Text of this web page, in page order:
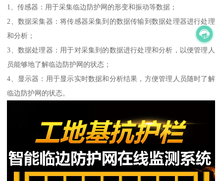
1、传感器：用于采集临边防护网的形变和振动等数据；
2、数据采集器：将传感器采集到的数据传输到数据处理器进行处理
和分析；
3、数据处理器：用于对采集到的数据进行处理和分析，以便管理人
员能够地了解临边防护网的状态；
4、显示器：用于显示实时数据和分析结果，方便管理人员随时了解
临边防护网的状态。